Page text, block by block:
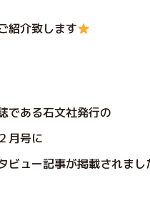
紹介致します
である石文社発行の
月号に
ビュー記事が掲載されまし